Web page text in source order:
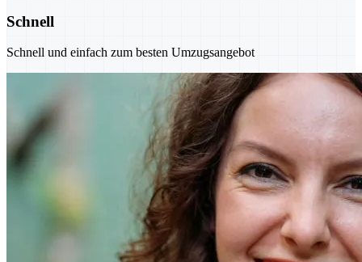
Schnell
Schnell und einfach zum besten Umzugsangebot